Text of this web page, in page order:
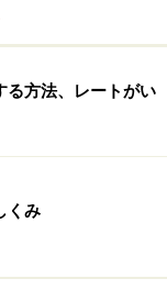
もそもの土台に
ください
る方法、レートがい
くみ